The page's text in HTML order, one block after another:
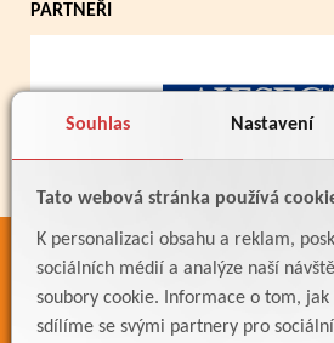
Souhlas Nastavení
Tato webová stránka používá
K personalizaci obsahu a reklam,
sociálních médií a analýze naší
soubory cookie. Informace o tom, jak
sdílíme se svými partnery pro
PARTNEŘI
ODKAZY
Bakaláři